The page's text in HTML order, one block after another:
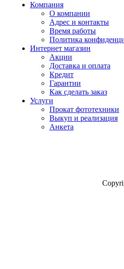
Компания
О компании
Адрес и контакты
Время работы
Политика
Интернет магазин
Акции
Доставка и оплата
Кредит
Гарантии
Как сделать заказ
Услуги
Прокат фототехники
Выкуп и реализация
Анкета